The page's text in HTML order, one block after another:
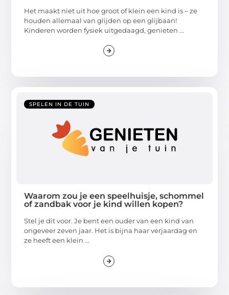
Het maakt niet uit hoe groot of klein een kind is – ze
houden allemaal van glijden op een glijbaan!
Kinderen worden fysiek uitgedaagd, genieten ...
SPELEN IN DE TUIN
Waarom zou je een speelhuisje, schommel
of zandbak voor je kind willen kopen?
Stel je dit voor. Je bent een ouder van een kind van
ongeveer zeven jaar. Het is bijna haar verjaardag en
ze heeft een klein ...